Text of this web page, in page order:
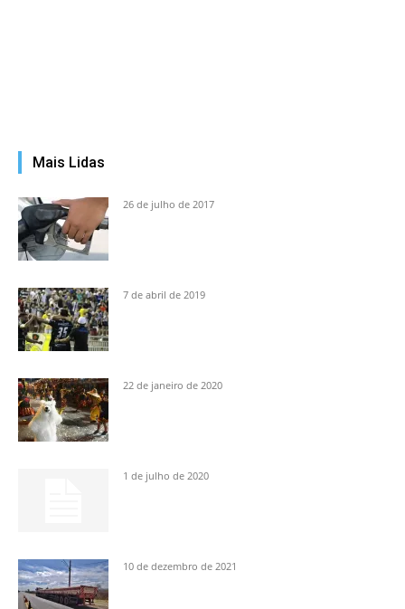
Mais Lidas
26 de julho de 2017
7 de abril de 2019
22 de janeiro de 2020
1 de julho de 2020
10 de dezembro de 2021